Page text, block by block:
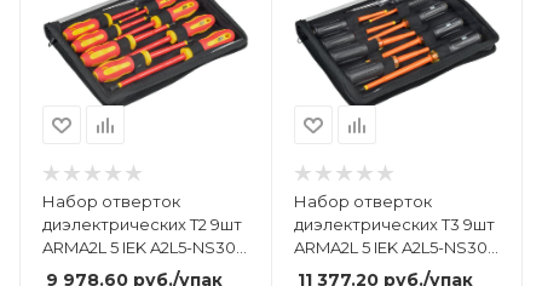
Набор отверток
диэлектрических Т2 9шт
ARMA2L 5 IEK A2L5-NS30-
T2-09
9 978.60 руб./упак
Набор отверток
диэлектрических Т3 9шт
ARMA2L 5 IEK A2L5-NS30-
T3-09
11 377.20руб./упак